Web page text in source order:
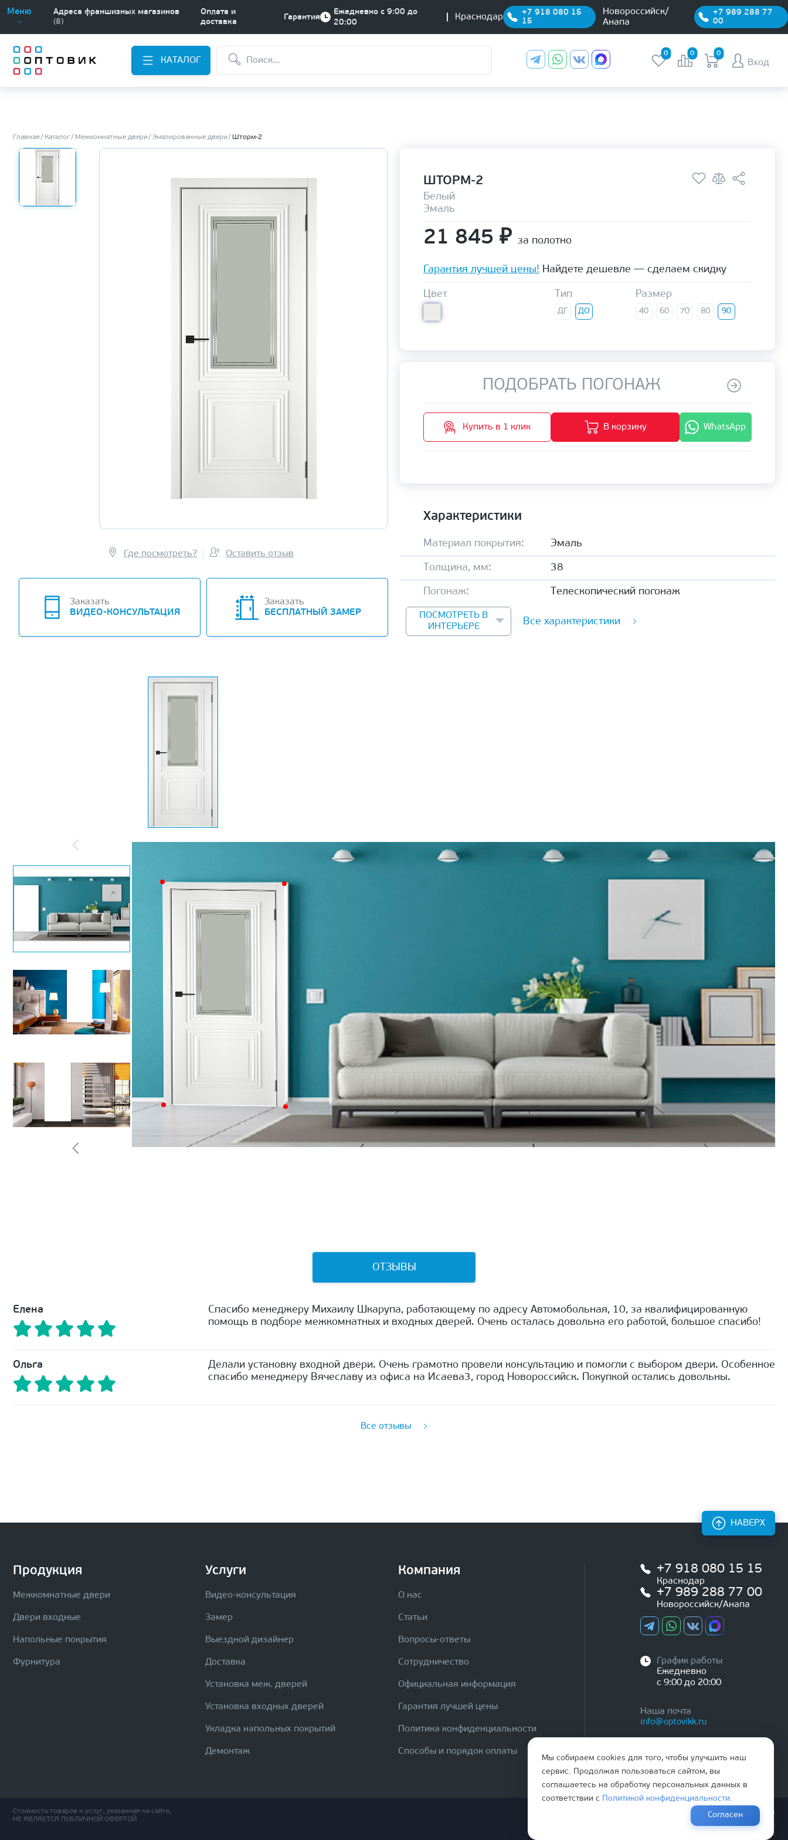
Меню
Адреса франшизных магазинов
(8)
Оплата и
доставка
Гарантия
Ежедневно с 9:00 до
20:00
Краснодар
+7 918 080 15
15
Новороссийск/
Анапа
+7 989 288 77
00
КАТАЛОГ
0 0 0
Вход
Главная Каталог Межкомнатные двери Эмалированные двери Шторм-2
Где посмотреть? Оставить отзыв
Заказать
ВИДЕО-КОНСУЛЬТАЦИЯ
Заказать
БЕСПЛАТНЫЙ ЗАМЕР
ШТОРМ-2
Белый
Эмаль
21 845 ₽ за полотно
Гарантия лучшей цены! Найдете дешевле — сделаем скидку
Цвет Тип
ДГ ДО
Размер
40 60 70 80 90
ПОДОБРАТЬ ПОГОНАЖ
Купить в 1 клик В корзину WhatsApp
Характеристики
Материал покрытия: Эмаль
Толщина, мм: 38
Погонаж: Телескопический погонаж
ПОСМОТРЕТЬ В
ИНТЕРЬЕРЕ
Все характеристики
ОТЗЫВЫ
Елена
Спасибо менеджеру Михаилу Шкарупа, работающему по адресу Автомобольная, 10, за квалифицированную
помощь в подборе межкомнатных и входных дверей. Очень осталась довольна его работой, большое спасибо!
Ольга
Делали установку входной двери. Очень грамотно провели консультацию и помогли с выбором двери. Особенное
спасибо менеджеру Вячеславу из офиса на Исаева3, город Новороссийск. Покупкой остались довольны.
Все отзывы
Продукция
Межкомнатные двери
Двери входные
Напольные покрытия
Фурнитура
Услуги
Видео-консультация
Замер
Выездной дизайнер
Доставка
Установка меж. дверей
Установка входных дверей
Укладка напольных покрытий
Демонтаж
Компания
О нас
Статьи
Вопросы-ответы
Сотрудничество
Официальная информация
Гарантия лучшей цены
Политика конфиденциальности
Способы и порядок оплаты
+7 918 080 15 15
Краснодар
+7 989 288 77 00
Новороссийск/Анапа
График работы
Ежедневно
с 9:00 до 20:00
Наша почта
info@optovikk.ru
НАВЕРХ
Стоимость товаров и услуг, указанная на сайте,
НЕ ЯВЛЯЕТСЯ ПУБЛИЧНОЙ ОФЕРТОЙ
Правила эксплутации входных и межкомнатных дверей
Политика обработки персональных данных
Согласие на обработку персональных данных
Мы собираем cookies для того, чтобы улучшить наш
сервис. Продолжая пользоваться сайтом, вы
соглашаетесь на обработку персональных данных в
соответствии с
Политикой конфиденциальности.
Согласен